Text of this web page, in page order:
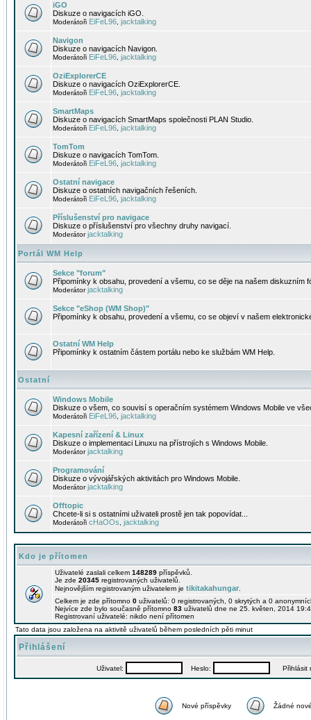
iGO
Diskuze o navigacích iGO.
Moderátoři EiFeL96 jacktalking
Navigon
Diskuze o navigacích Navigon.
Moderátoři EiFeL96 jacktalking
OziExplorerCE
Diskuze o navigacích OziExplorerCE.
Moderátoři EiFeL96 jacktalking
SmartMaps
Diskuze o navigacích SmartMaps společnosti PLAN Studio.
Moderátoři EiFeL96 jacktalking
TomTom
Diskuze o navigacích TomTom.
Moderátoři EiFeL96 jacktalking
Ostatní navigace
Diskuze o ostatních navigačních řešeních.
Moderátoři EiFeL96 jacktalking
Příslušenství pro navigace
Diskuze o příslušenství pro všechny druhy navigací.
Moderátorjacktalking
Portál WM Help
Sekce "forum"
Připomínky k obsahu, provedení a všemu, co se děje na našem diskuzním
Moderátorjacktalking
Sekce "eShop (WM Shop)"
Připomínky k obsahu, provedení a všemu, co se objeví v našem
Ostatní WM Help
Připomínky k ostatním částem portálu nebo ke službám WM Help.
Ostatní
Windows Mobile
Diskuze o všem, co souvisí s operačním systémem Windows Mobile ve
Moderátoři EiFeL96 jacktalking
Kapesní zařízení & Linux
Diskuze o implementaci Linuxu na přístrojích s Windows Mobile.
Moderátorjacktalking
Programování
Diskuze o vývojářských aktivitách pro Windows Mobile.
Moderátorjacktalking
Offtopic
Chcete-li si s ostatními uživateli prostě jen tak popovídat...
Moderátoři cHaOOs jacktalking
Kdo je přítomen
Uživatelé zaslali celkem 148289 příspěvků.
Je zde 20345 registrovaných uživatelů.
Nejnovějším registrovaným uživatelem je tikitakahungar
Celkem je zde přítomno 0 uživatelů: 0 registrovaných, 0 skrytých a 0
Nejvíce zde bylo současně přítomno 83 uživatelů dne ne 25. květen, 2014
Registrovaní uživatelé: nikdo není přítomen
Tato data jsou založena na aktivitě uživatelů během posledních pěti minut
Přihlášení
Uživatel: Heslo: Přihlásit
Nové příspěvky Žádné